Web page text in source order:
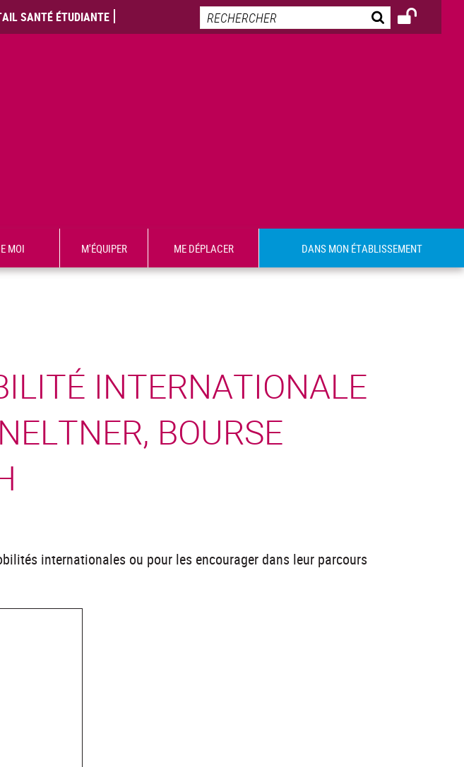
SANTÉ ÉTUDIANTE
MOI M'ÉQUIPER ME DÉPLACER DANS MON ÉTABLISSEMENT
INTERNATIONALE
BOURSE
internationales ou pour les encourager dans leur parcours